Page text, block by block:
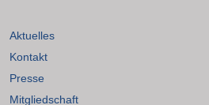
Aktuelles
Kontakt
Presse
Mitgliedschaft